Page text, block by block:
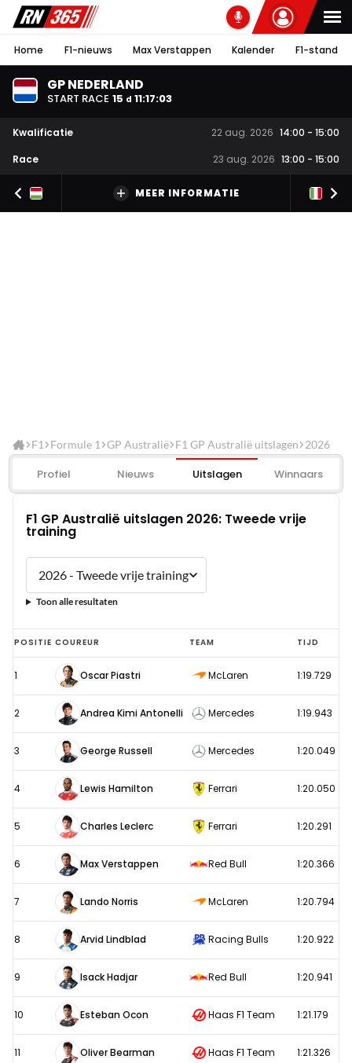
Home F1-nieuws Max Verstappen Kalender F1-stand
GP NEDERLAND
START RACE 15 d 11:17:03
Kwalificatie 22 aug. 2026 14:00 - 15:00
Race
23 aug. 2026 13:00 - 15:00
MEER INFORMATIE
F1 Formule 1 GP Australië F1 GP Australië uitslagen 2026
Profiel Nieuws Uitslagen Winnaars
F1 GP Australië uitslagen 2026: Tweede vrije
training
Toon alle resultaten
F1
GP
Australië
uitslagen
Tweede
vrije
training
POSITIE COUREUR TEAM TIJD
1 Oscar Piastri McLaren 1:19.729
2 Andrea Kimi Antonelli Mercedes 1:19.943
3 George Russell Mercedes 1:20.049
4 Lewis Hamilton Ferrari 1:20.050
5 Charles Leclerc Ferrari 1:20.291
6 Max Verstappen Red Bull 1:20.366
7 Lando Norris McLaren 1:20.794
8 Arvid Lindblad Racing Bulls 1:20.922
9 Isack Hadjar Red Bull 1:20.941
10 Esteban Ocon Haas F1 Team 1:21.179
11 Oliver Bearman Haas F1 Team 1:21.326